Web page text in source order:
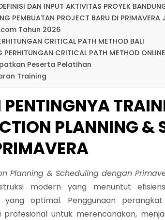
DAN INPUT AKTIVITAS PROYEK
PEMBUATAN PROJECT BARU DI PRIMAVERA
Tahun 2026
CRITICAL PATH METHOD BALI
PERHITUNGAN CRITICAL PATH METHOD ONLINE
Peserta Pelatihan
Training
PENTINGNYA
PLANNING &
Planning & Scheduling dengan
modern yang menuntut
yang optimal. Penggunaan
profesional untuk merencanakan,